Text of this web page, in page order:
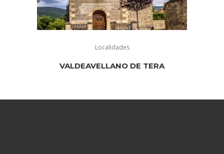
Localidades
VALDEAVELLANO DE TERA